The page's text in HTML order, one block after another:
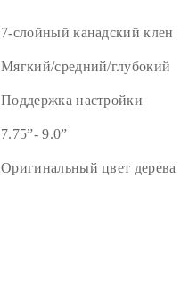
7-слойный канадский клен
Мягкий/средний/глубокий
Поддержка настройки
7.75”- 9.0”
Оригинальный цвет дерева